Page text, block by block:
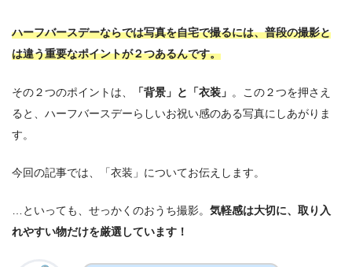
ハーフバースデーならでは写真を自宅で撮るには、普段の撮影と
は違う重要なポイントが２つあるんです。
その２つのポイントは、 「背景」と「衣装」 。この２つを押さえ
ると、ハーフバースデーらしいお祝い感のある写真にしあがりま
す。
今回の記事では、「衣装」についてお伝えします。
…といっても、せっかくのおうち撮影。 気軽感は大切に、取り入
れやすい物だけを厳選しています！